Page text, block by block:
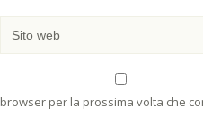
browser per la prossima volta che